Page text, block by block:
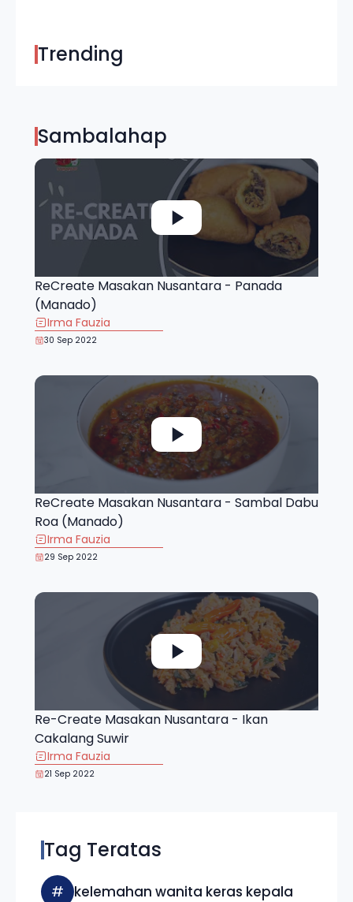
Trending
Sambalahap
ReCreate Masakan Nusantara - Panada
(Manado)
Irma Fauzia
30 Sep 2022
ReCreate Masakan Nusantara - Sambal Dabu
Roa (Manado)
Irma Fauzia
29 Sep 2022
Re-Create Masakan Nusantara - Ikan
Cakalang Suwir
Irma Fauzia
21 Sep 2022
Tag Teratas
# kelemahan wanita keras kepala